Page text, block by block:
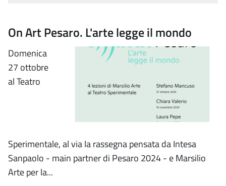
On Art Pesaro. L'arte legge il mondo
Domenica
27 ottobre
al Teatro
Sperimentale, al via la rassegna pensata da Intesa
Sanpaolo - main partner di Pesaro 2024 - e Marsilio
Arte per la...